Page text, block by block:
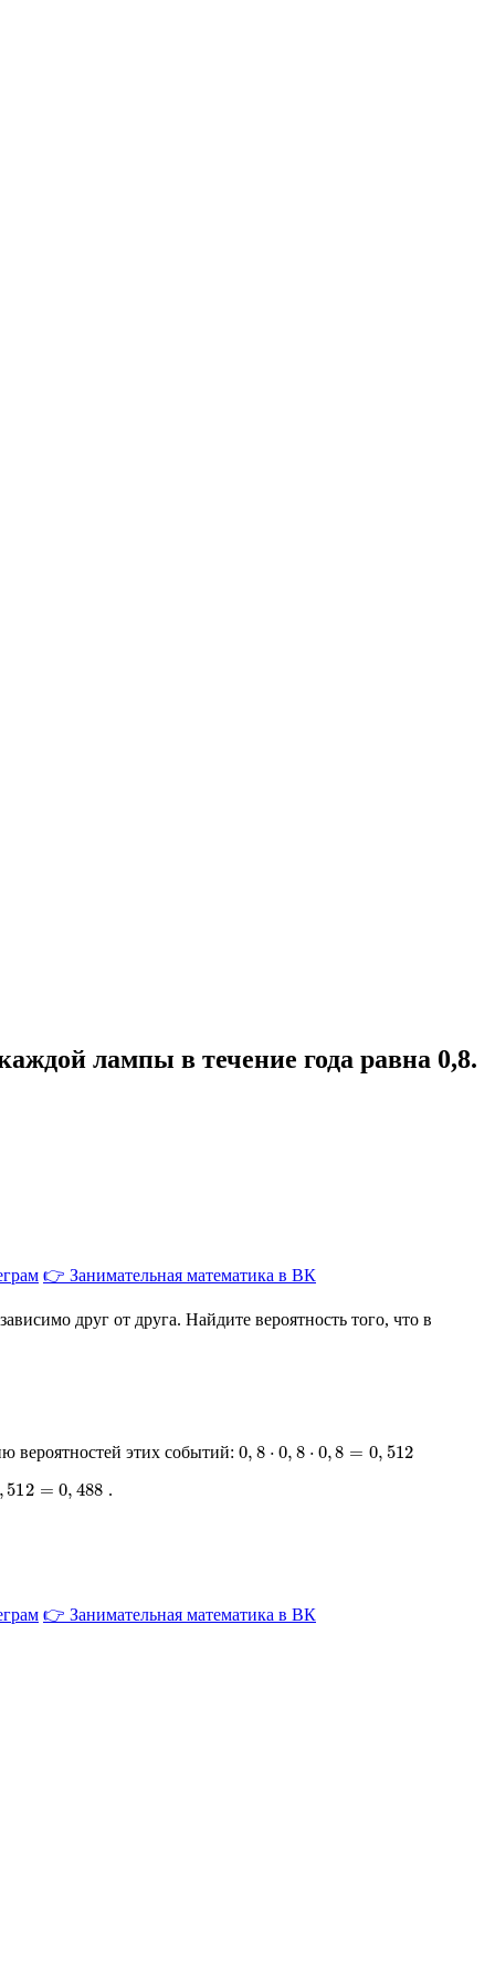
лампы в течение года равна 0,8.
👉 Занимательная математика в ВК
друг от друга. Найдите вероятность того, что в
вероятностей этих событий: 0 8⋅ ,8 ⋅0 8= 0 512
= 488 .
👉 Занимательная математика в ВК